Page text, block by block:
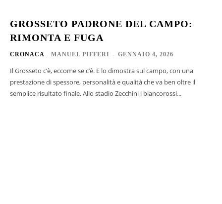
GROSSETO PADRONE DEL CAMPO:
RIMONTA E FUGA
CRONACA MANUEL PIFFERI - GENNAIO 4, 2026
Il Grosseto c’è, eccome se c’è. E lo dimostra sul campo, con una
prestazione di spessore, personalità e qualità che va ben oltre il
semplice risultato finale. Allo stadio Zecchini i biancorossi...